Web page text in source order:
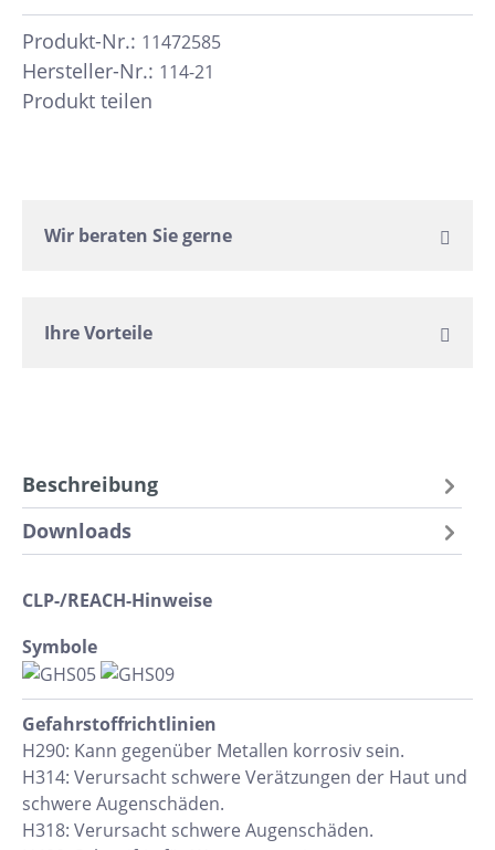
Hersteller-Nr.: 114-21
Produkt-Nr.: 11472585
Produkt teilen
Wir beraten Sie gerne
Ihre Vorteile
Beschreibung
Downloads
CLP-/REACH-Hinweise
Symbole
Gefahrstoff​richtlinien
H290: Kann gegenüber Metallen korrosiv sein.
H314: Verursacht schwere Verätzungen der Haut und
schwere Augenschäden.
H318: Verursacht schwere Augenschäden.